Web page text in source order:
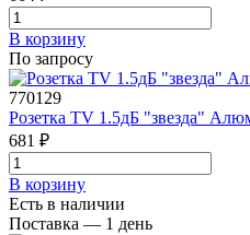
В корзинy
По запросу
770129
Розетка TV 1.5дБ "звезда"
681 ₽
В корзинy
Есть в наличии
Поставка — 1 день